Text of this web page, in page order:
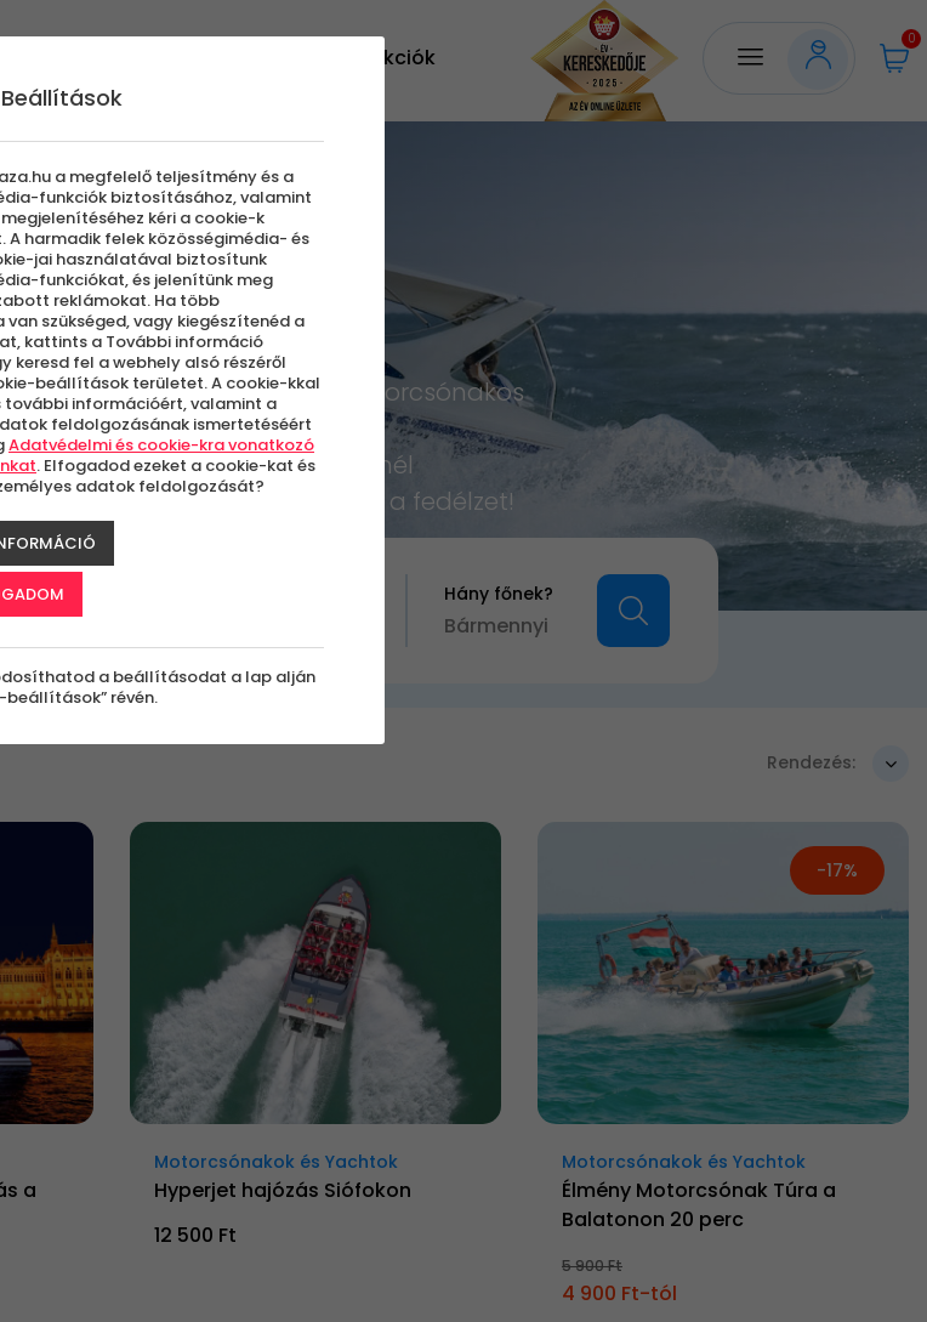
Akciók
0
izgalmasnál izgalmasabb motorcsónakos
hétvége az, amit meg szeretnél
nem lőhetsz mellé! Irány a fedélzet!
élmény?
Bárkinek Bármilyen
Hány főnek?
Bármennyi
Rendezés:
a
Motorcsónakok és Yachtok
Hyperjet hajózás Siófokon
12 500 Ft
-17%
Motorcsónakok és Yachtok
Élmény Motorcsónak Túra a
Balatonon 20 perc
5 900 Ft
4 900 Ft-tól
a megfelelő teljesítmény és a
funkciók biztosításához, valamint
kéri a cookie-k
harmadik felek közösségimédia- és
jai használatával biztosítunk
funkciókat, és jelenítünk meg
reklámokat. Ha több
szükséged, vagy kiegészítenéd a
kattints a További információ
keresd fel a webhely alsó részéről
beállítások területet. A cookie-kkal
információért, valamint a
feldolgozásának ismertetéséért
Adatvédelmi és cookie-kra vonatkozó
. Elfogadod ezeket a cookie-kat és
adatok feldolgozását?
a beállításodat a lap alján
beállítások” révén.